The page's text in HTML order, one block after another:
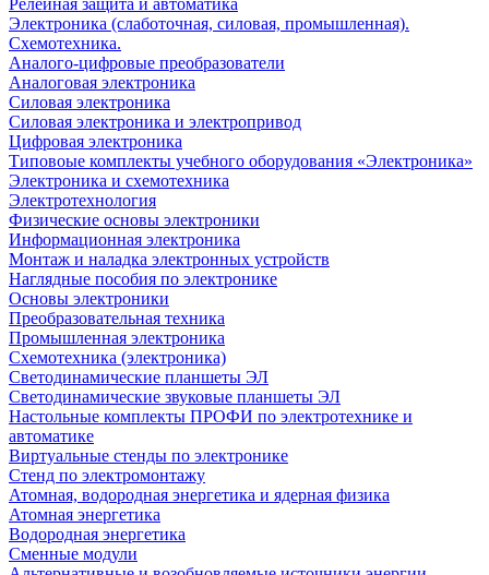
Релейная защита и автоматика
Электроника (слаботочная, силовая, промышленная).
Схемотехника.
Аналого-цифровые преобразователи
Аналоговая электроника
Cиловая электроника
Cиловая электроника и электропривод
Цифровая электроника
Типовоые комплекты учебного оборудования «Электроника»
Электроника и схемотехника
Электротехнология
Физические основы электроники
Информационная электроника
Монтаж и наладка электронных устройств
Наглядные пособия по электронике
Основы электроники
Преобразовательная техника
Промышленная электроника
Схемотехника (электроника)
Светодинамические планшеты ЭЛ
Светодинамические звуковые планшеты ЭЛ
Настольные комплекты ПРОФИ по электротехнике и
автоматике
Виртуальные стенды по электронике
Стенд по электромонтажу
Атомная, водородная энергетика и ядерная физика
Атомная энергетика
Водородная энергетика
Сменные модули